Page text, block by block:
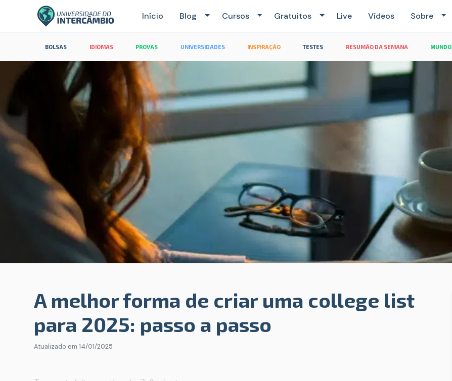
Início Blog Cursos Gratuitos Live Vídeos Sobre
BOLSAS IDIOMAS PROVAS UNIVERSIDADES INSPIRAÇÃO TESTES RESUMÃO DA SEMANA MUNDO
A melhor forma de criar uma college list
para 2025: passo a passo
Atualizado em 14/01/2025